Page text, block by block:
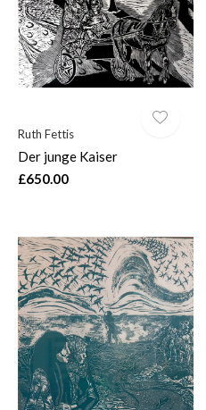
Ruth Fettis
Der junge Kaiser
£650.00